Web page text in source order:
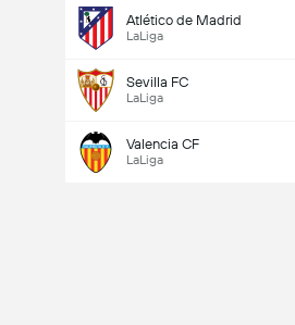
Atlético de Madrid
LaLiga
Sevilla FC
LaLiga
Valencia CF
LaLiga